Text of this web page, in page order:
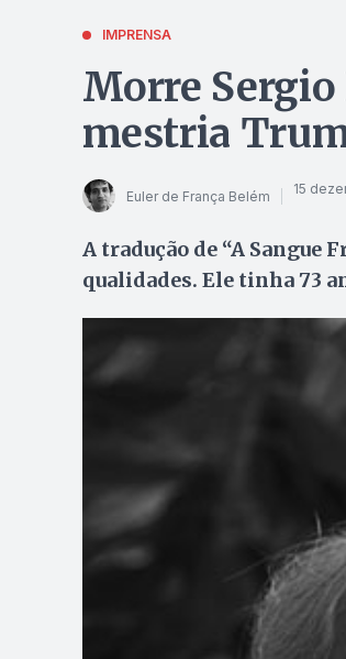
IMPRENSA
Morre
mestria
Euler de França Belém 15
A tradução de “A Sangue
qualidades. Ele tinha 73